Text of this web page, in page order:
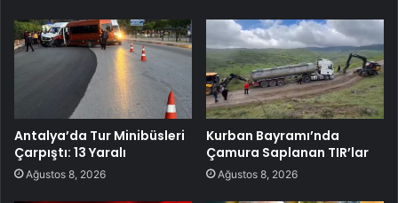
Antalya’da Tur Minibüsleri
Çarpıştı: 13 Yaralı
Ağustos 8, 2026
Kurban Bayramı’nda
Çamura Saplanan TIR’lar
Ağustos 8, 2026